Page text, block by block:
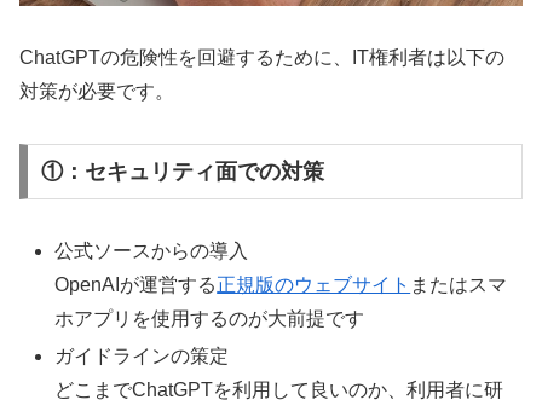
ChatGPTの危険性を回避するために、IT権利者は以下の
対策が必要です。
①：セキュリティ面での対策
公式ソースからの導入
OpenAIが運営する正規版のウェブサイト またはスマ
ホアプリを使用するのが大前提です
ガイドラインの策定
どこまでChatGPTを利用して良いのか、利用者に研